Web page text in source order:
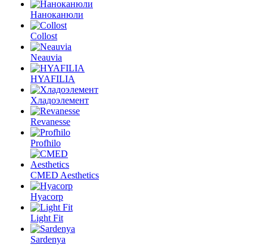
Наноканюли
Collost
Neauvia
HYAFILIA
Хладоэлемент
Revanesse
Profhilo
CMED Aesthetics
Hyacorp
Light Fit
Sardenya